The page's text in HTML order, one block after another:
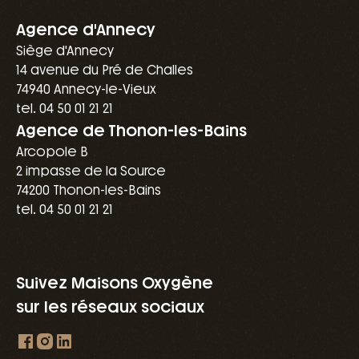
Agence d'Annecy
Siège d'Annecy
14 avenue du Pré de Challes
74940 Annecy-le-Vieux
tel. 04 50 01 21 21
Agence de Thonon-les-Bains
Arcopole B
2 impasse de la Source
74200 Thonon-les-Bains
tel. 04 50 01 21 21
Suivez Maisons Oxygène
sur les réseaux sociaux